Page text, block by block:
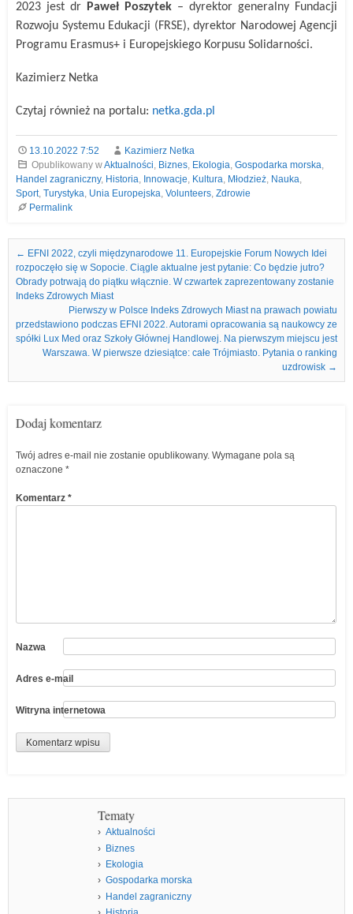
2023 jest dr
Paweł Poszytek – dyrektor generalny Fundacji
Rozwoju Systemu Edukacji (FRSE), dyrektor Narodowej Agencji
Programu Erasmus+ i Europejskiego Korpusu Solidarności.
Kazimierz Netka
Czytaj również na portalu: netka.gda.pl
13.10.2022 7:52
Kazimierz Netka
Opublikowany wAktualności, Biznes, Ekologia, Gospodarka morska,
Handel zagraniczny, Historia, Innowacje, Kultura, Młodzież, Nauka,
Sport, Turystyka, Unia Europejska, Volunteers, Zdrowie
Permalink
Nawigacja we wpisach
← EFNI 2022, czyli międzynarodowe 11. Europejskie Forum Nowych Idei
rozpoczęło się w Sopocie. Ciągle aktualne jest pytanie: Co będzie jutro?
Obrady potrwają do piątku włącznie. W czwartek zaprezentowany zostanie
Indeks Zdrowych Miast
Pierwszy w Polsce Indeks Zdrowych Miast na prawach powiatu
przedstawiono podczas EFNI 2022. Autorami opracowania są naukowcy ze
spółki Lux Med oraz Szkoły Głównej Handlowej. Na pierwszym miejscu jest
Warszawa. W pierwsze dziesiątce: całe Trójmiasto. Pytania o ranking
uzdrowisk →
Dodaj komentarz
Twój adres e-mail nie zostanie opublikowany. Wymagane pola są
oznaczone *
Komentarz *
Nazwa
Adres e-mail
Witryna internetowa
Tematy
Aktualności
Biznes
Ekologia
Gospodarka morska
Handel zagraniczny